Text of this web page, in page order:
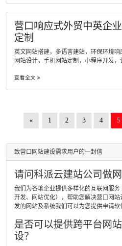
营口响应式外贸中英企
定制
英文网站搭建，多语言建站，环保环境
网站设计，手机网站定制，小程序开发，
查看全文
« 1 2 3 4 5
致营口网站建设需求用户的一封信
请问科派云建站公司做网
我们为各地企业提供多样化的互联网服
开发、网站优化），帮助您解决营口网
发的网站及系统我们可以为您提供申请软
是否可以提供跨平台网
设？